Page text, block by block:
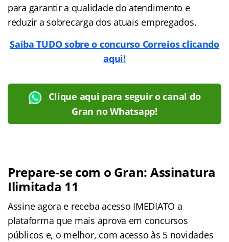
para garantir a qualidade do atendimento e
reduzir a sobrecarga dos atuais empregados.
Saiba TUDO sobre o concurso Correios clicando
aqui!
Clique aqui para seguir o canal do
Gran no Whatsapp!
Prepare-se com o Gran: Assinatura
Ilimitada 11
Assine agora e receba acesso IMEDIATO a
plataforma que mais aprova em concursos
públicos e, o melhor, com acesso às 5 novidades